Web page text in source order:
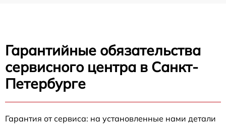
Гарантийные обязательства
сервисного центра в Санкт-
Петербурге
Гарантия от сервиса: на установленные нами детали